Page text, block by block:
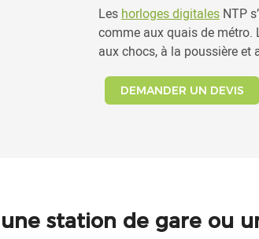
Les horloges digitalesNTP
comme aux quais de métro.
aux chocs, à la poussière et
DEMANDER UN DEVIS
station de gare ou